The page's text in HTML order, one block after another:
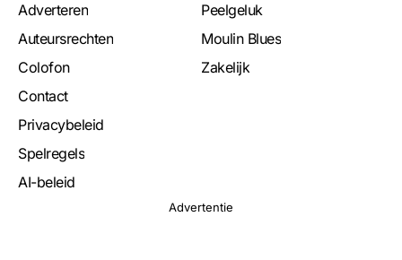
Adverteren
Auteursrechten
Colofon
Contact
Privacybeleid
Spelregels
AI-beleid
Peelgeluk
Moulin Blues
Zakelijk
Advertentie